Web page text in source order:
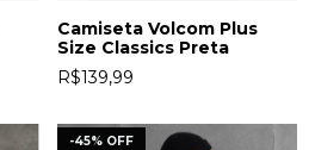
Camiseta Volcom Plus
Size Classics Preta
R$139,99
-45% OFF